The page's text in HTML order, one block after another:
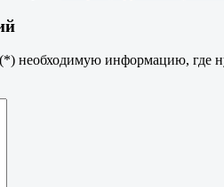
(*) необходимую информацию, где